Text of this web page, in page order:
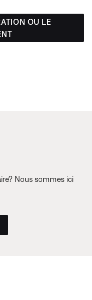
OU LE
Nous sommes ici